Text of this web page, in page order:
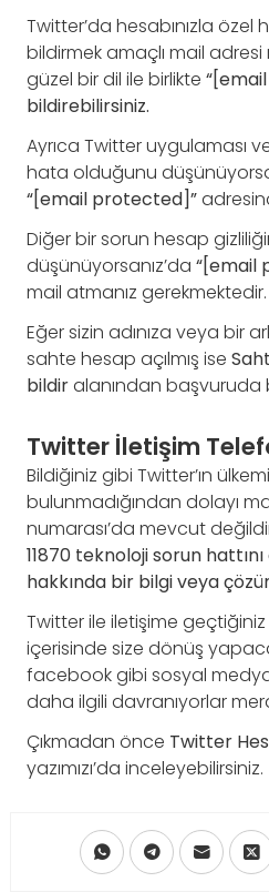
Twitter’da hesabınızla özel
bildirmek amaçlı mail
güzel bir dil ile birlikte
bildirebilirsiniz.
Ayrıca Twitter uygulaması
hata olduğunu
“[email protected]”
Diğer bir sorun hesap
düşünüyorsanız’da “[email
mail atmanız gerekmektedir.
Eğer sizin adınıza veya bir
sahte hesap açılmış ise
bildiralanından başvuruda
Twitter İletişim
Bildiğiniz gibi Twitter’ın
bulunmadığından dolayı
numarası’da mevcut
11870 teknoloji sorun
hakkında bir bilgi veya
Twitter ile iletişime
içerisinde size dönüş
facebook gibi sosyal
daha ilgili davranıyorlar
Çıkmadan önce Twitter
yazımızı’da inceleyebilirsiniz.